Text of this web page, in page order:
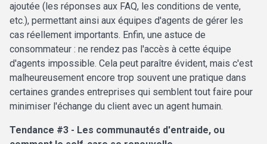
ajoutée (les réponses aux FAQ, les conditions de vente,
etc.), permettant ainsi aux équipes d'agents de gérer les
cas réellement importants. Enfin, une astuce de
consommateur : ne rendez pas l'accès à cette équipe
d'agents impossible. Cela peut paraître évident, mais c'est
malheureusement encore trop souvent une pratique dans
certaines grandes entreprises qui semblent tout faire pour
minimiser l'échange du client avec un agent humain.
Tendance #3 - Les communautés d'entraide, ou